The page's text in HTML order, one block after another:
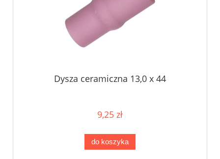
Dysza ceramiczna 13,0 x 44
9,25 zł
do koszyka